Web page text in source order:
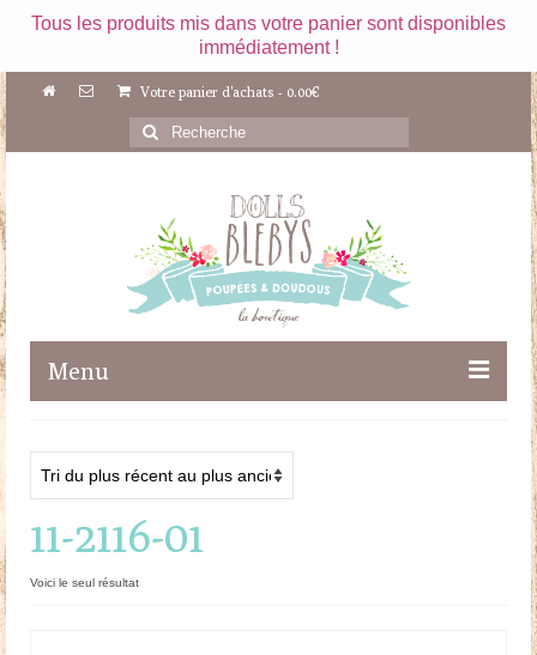
Tous les produits mis dans votre panier sont disponibles
immédiatement !
Votre panier d'achats - 0.00€
Rechercher
:
Menu
Maileg
Poupées
Doudous
11-2116-01
Voici le seul résultat